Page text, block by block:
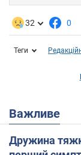
32 0
Теги
Важливе
Дружина